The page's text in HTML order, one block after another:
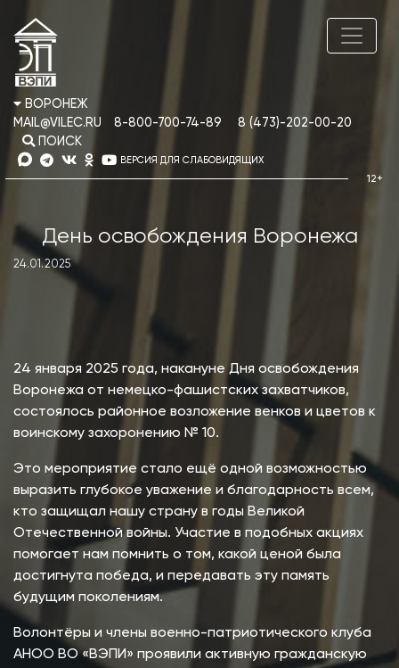
ВОРОНЕЖ
MAIL@VILEC.RU
8-800-700-74-89
8 (473)-202-00-20
ПОИСК
ВЕРСИЯ ДЛЯ СЛАБОВИДЯЩИХ
День освобождения Воронежа
24.01.2025
24 января 2025 года, накануне Дня освобождения
Воронежа от немецко-фашистских захватчиков,
состоялось районное возложение венков и цветов к
воинскому захоронению № 10.
Это мероприятие стало ещё одной возможностью
выразить глубокое уважение и благодарность всем,
кто защищал нашу страну в годы Великой
Отечественной войны. Участие в подобных акциях
помогает нам помнить о том, какой ценой была
достигнута победа, и передавать эту память
будущим поколениям.
Волонтёры и члены военно-патриотического клуба
АНОО ВО «ВЭПИ» проявили активную гражданскую